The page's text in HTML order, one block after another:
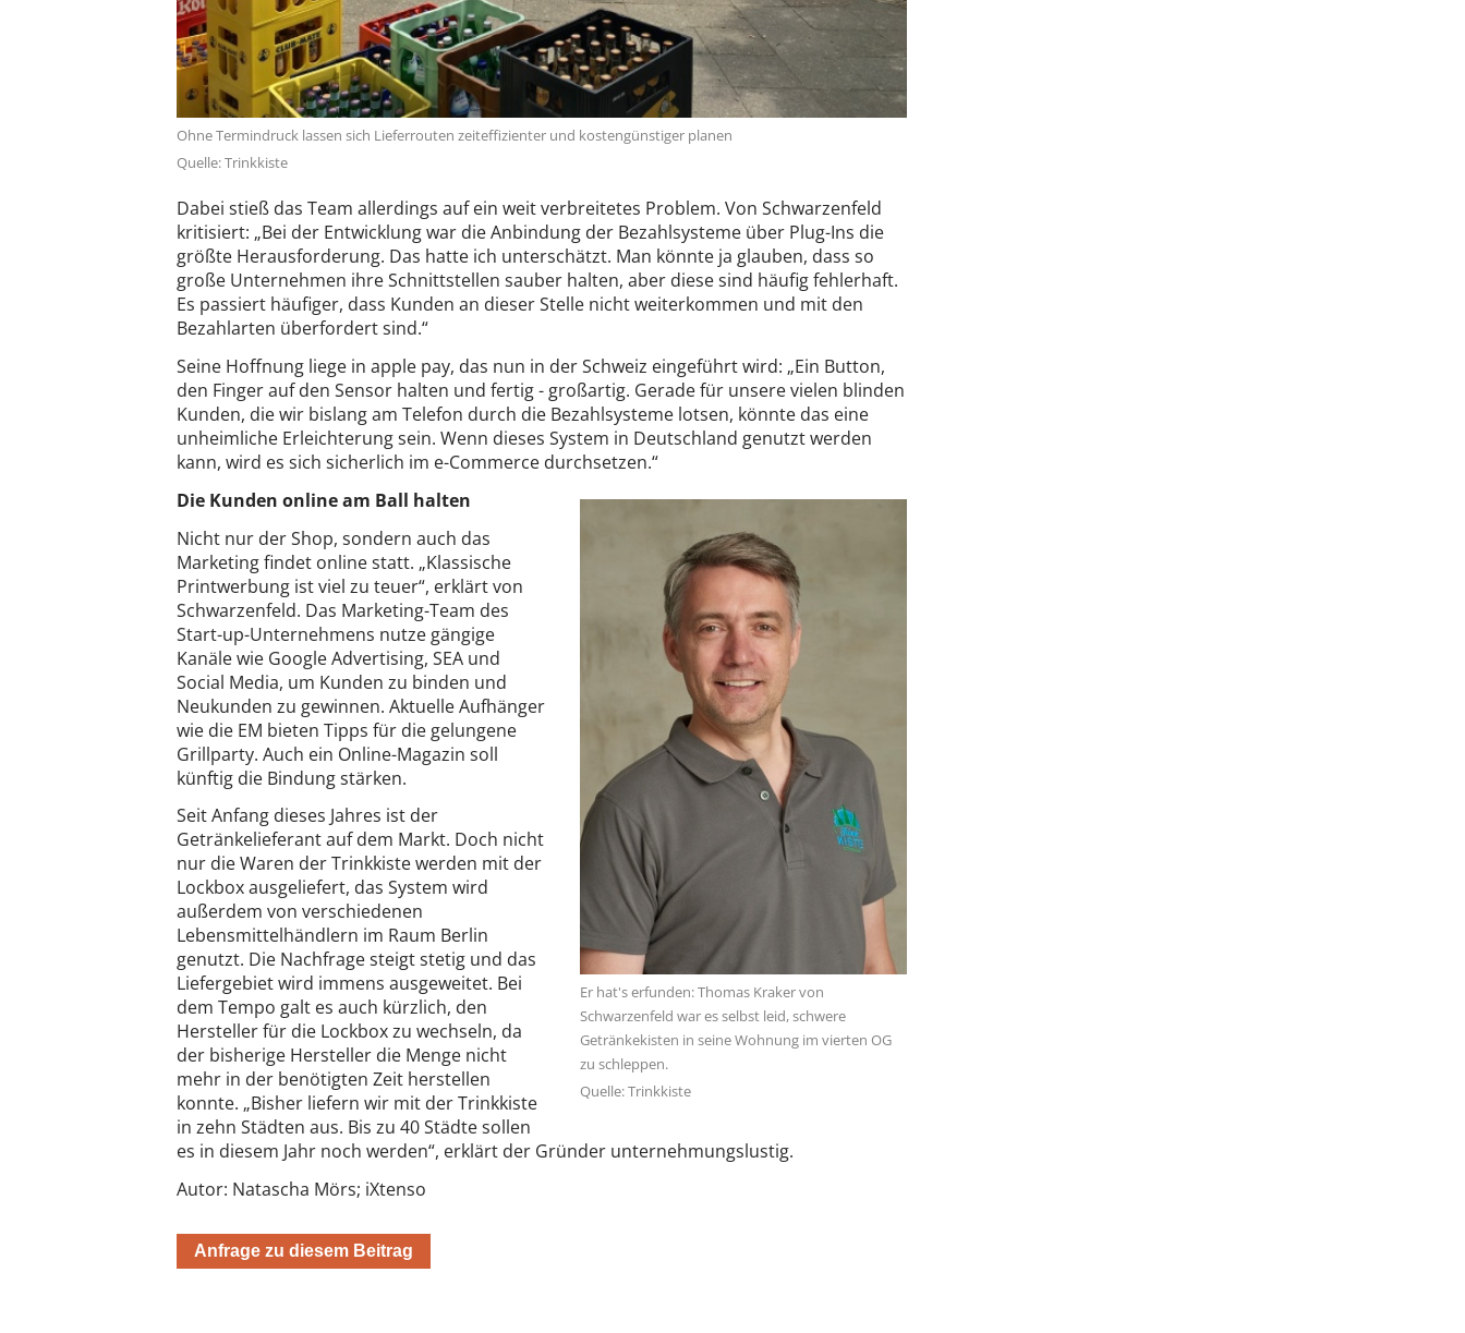
Ohne Termindruck lassen sich Lieferrouten zeiteffizienter und kostengünstiger planen
Quelle: Trinkkiste
Dabei stieß das Team allerdings auf ein weit verbreitetes Problem. Von Schwarzenfeld
kritisiert: „Bei der Entwicklung war die Anbindung der Bezahlsysteme über Plug-Ins die
größte Herausforderung. Das hatte ich unterschätzt. Man könnte ja glauben, dass so
große Unternehmen ihre Schnittstellen sauber halten, aber diese sind häufig fehlerhaft.
Es passiert häufiger, dass Kunden an dieser Stelle nicht weiterkommen und mit den
Bezahlarten überfordert sind.“
Seine Hoffnung liege in apple pay, das nun in der Schweiz eingeführt wird: „Ein Button,
den Finger auf den Sensor halten und fertig - großartig. Gerade für unsere vielen blinden
Kunden, die wir bislang am Telefon durch die Bezahlsysteme lotsen, könnte das eine
unheimliche Erleichterung sein. Wenn dieses System in Deutschland genutzt werden
kann, wird es sich sicherlich im e-Commerce durchsetzen.“
Er hat's erfunden: Thomas Kraker von
Schwarzenfeld war es selbst leid, schwere
Getränkekisten in seine Wohnung im vierten OG
zu schleppen.
Quelle: Trinkkiste
Die Kunden online am Ball halten
Nicht nur der Shop, sondern auch das
Marketing findet online statt. „Klassische
Printwerbung ist viel zu teuer“, erklärt von
Schwarzenfeld. Das Marketing-Team des
Start-up-Unternehmens nutze gängige
Kanäle wie Google Advertising, SEA und
Social Media, um Kunden zu binden und
Neukunden zu gewinnen. Aktuelle Aufhänger
wie die EM bieten Tipps für die gelungene
Grillparty. Auch ein Online-Magazin soll
künftig die Bindung stärken.
Seit Anfang dieses Jahres ist der
Getränkelieferant auf dem Markt. Doch nicht
nur die Waren der Trinkkiste werden mit der
Lockbox ausgeliefert, das System wird
außerdem von verschiedenen
Lebensmittelhändlern im Raum Berlin
genutzt. Die Nachfrage steigt stetig und das
Liefergebiet wird immens ausgeweitet. Bei
dem Tempo galt es auch kürzlich, den
Hersteller für die Lockbox zu wechseln, da
der bisherige Hersteller die Menge nicht
mehr in der benötigten Zeit herstellen
konnte. „Bisher liefern wir mit der Trinkkiste
in zehn Städten aus. Bis zu 40 Städte sollen
es in diesem Jahr noch werden“, erklärt der Gründer unternehmungslustig.
Autor: Natascha Mörs; iXtenso
Anfrage zu diesem Beitrag